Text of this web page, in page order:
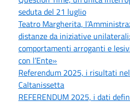
seduta del 21 luglio
Teatro Margherita,
distanze da iniziative
comportamenti arroganti e
con l’Ente»
Referendum 2025, i risultati
Caltanissetta
REFERENDUM 2025, i dati